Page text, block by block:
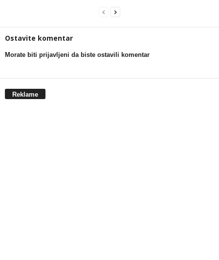
Ostavite komentar
Morate biti prijavljeni da biste ostavili komentar
Reklame